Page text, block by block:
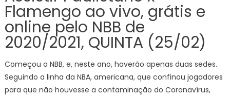
Flamengo ao vivo, grátis e
online pelo NBB de
2020/2021, QUINTA (25/02)
Começou a NBB, e, neste ano, haverão apenas duas sedes.
Seguindo a linha da NBA, americana, que confinou jogadores
para que não houvesse a contaminação do Coronavírus,